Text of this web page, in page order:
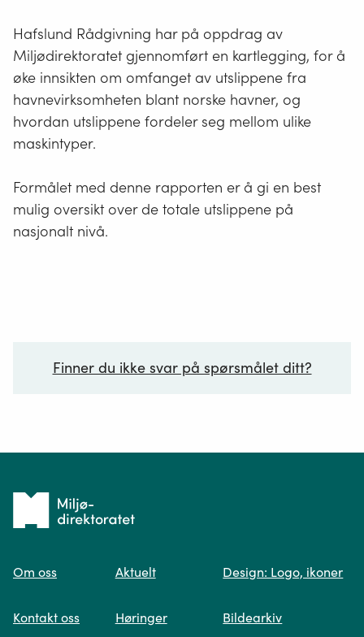
Hafslund Rådgivning har på oppdrag av
Miljødirektoratet gjennomført en kartlegging, for å
øke innsikten om omfanget av utslippene fra
havnevirksomheten blant norske havner, og
hvordan utslippene fordeler seg mellom ulike
maskintyper.
Formålet med denne rapporten er å gi en best
mulig oversikt over de totale utslippene på
nasjonalt nivå.
Finner du ikke svar på spørsmålet ditt?
Spør oss
Tilbake
forsiden
Om oss
Kontakt oss
Aktuelt
Høringer
Design: Logo, ikoner
Bildearkiv